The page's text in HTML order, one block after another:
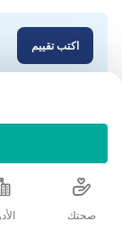
اكتب تقييم
صحتك